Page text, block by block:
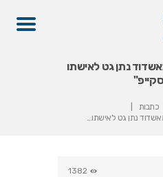
נתן גט לאישתו
כתבות
נתן גט לאישתו...
1382